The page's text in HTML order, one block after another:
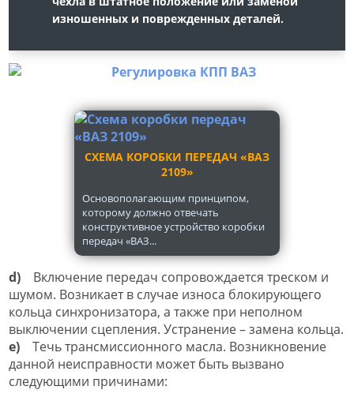
изношенных и поврежденных деталей.
СХЕМА КОРОБКИ ПЕРЕДАЧ «ВАЗ
2109»
Основополагающим принципом,
которому должно отвечать
конструктивное устройство коробки
передач «ВАЗ...
d) Включение передач сопровождается треском и
шумом. Возникает в случае износа блокирующего
кольца синхронизатора, а также при неполном
выключении сцепления. Устранение – замена кольца.
e) Течь трансмиссионного масла. Возникновение
данной неисправности может быть вызвано
следующими причинами: